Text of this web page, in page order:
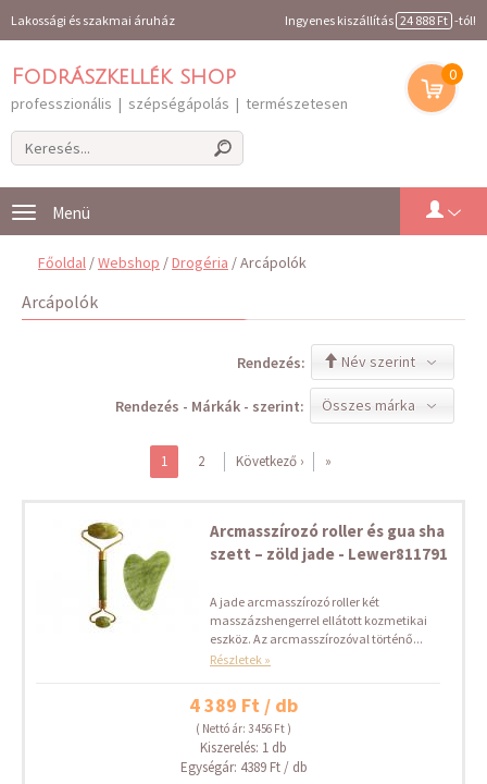
Lakossági és szakmai áruház Ingyenes kiszállítás 24 888 Ft -tól!
Fodrászkellék shop
professzionális | szépségápolás | természetesen
0
Toggle
navigation
Főoldal /Webshop /Drogéria / Arcápolók
Arcápolók
Név szerint
Rendezés:
Összes márka
Rendezés - Márkák - szerint:
1 2 Következő › »
Arcmasszírozó roller és gua sha
szett – zöld jade - Lewer811791
A jade arcmasszírozó roller két
masszázshengerrel ellátott kozmetikai
eszköz. Az arcmasszírozóval történő...
Részletek »
4 389 Ft / db
( Nettó ár: 3 456 Ft )
Kiszerelés: 1 db
Egységár: 4389 Ft / db